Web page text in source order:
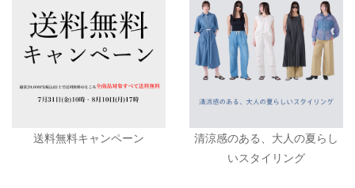
送料無料キャンペーン
清涼感のある、大人の夏らし
いスタイリング